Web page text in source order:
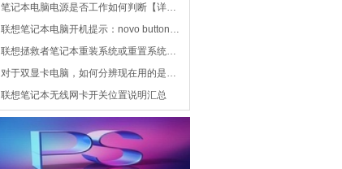
笔记本电脑电源是否工作如何判断【详…
联想笔记本电脑开机提示：novo button…
联想拯救者笔记本重装系统或重置系统…
对于双显卡电脑，如何分辨现在用的是…
联想笔记本无线网卡开关位置说明汇总